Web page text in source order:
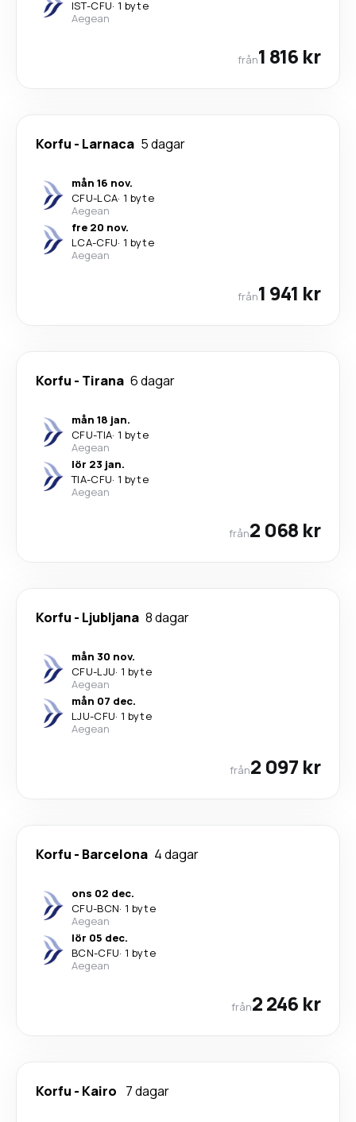
IST-CFU· 1 byte
Aegean
från1 816 kr
Korfu - Larnaca 5 dagar
mån 16 nov.
CFU-LCA· 1 byte
Aegean
fre 20 nov.
LCA-CFU· 1 byte
Aegean
från1 941 kr
Korfu - Tirana 6 dagar
mån 18 jan.
CFU-TIA· 1 byte
Aegean
lör 23 jan.
TIA-CFU· 1 byte
Aegean
från2 068 kr
Korfu - Ljubljana 8 dagar
mån 30 nov.
CFU-LJU· 1 byte
Aegean
mån 07 dec.
LJU-CFU· 1 byte
Aegean
från2 097 kr
Korfu - Barcelona 4 dagar
ons 02 dec.
CFU-BCN· 1 byte
Aegean
lör 05 dec.
BCN-CFU· 1 byte
Aegean
från2 246 kr
Korfu - Kairo 7 dagar